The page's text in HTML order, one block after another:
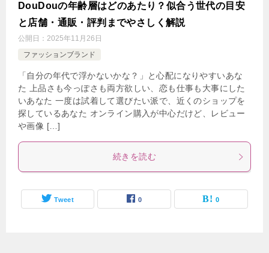
DouDouの年齢層はどのあたり？似合う世代の目安
と店舗・通販・評判までやさしく解説
公開日： 2025年11月26日
ファッションブランド
「自分の年代で浮かないかな？」と心配になりやすいあな
た 上品さも今っぽさも両方欲しい、恋も仕事も大事にした
いあなた 一度は試着して選びたい派で、近くのショップを
探しているあなた オンライン購入が中心だけど、レビュー
や画像 […]
続きを読む
Tweet 0 0